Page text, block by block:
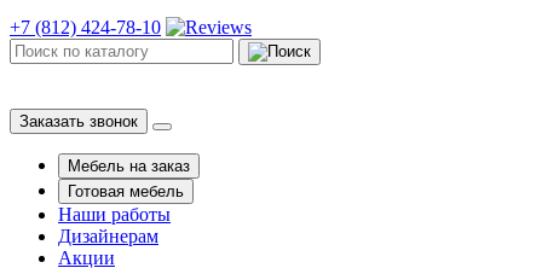
+7 (812) 424-78-10
Заказать звонок
Мебель на заказ
Готовая мебель
Наши работы
Дизайнерам
Акции